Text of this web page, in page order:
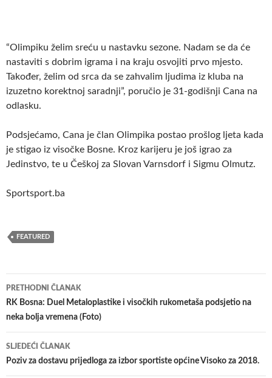
“Olimpiku želim sreću u nastavku sezone. Nadam se da će
nastaviti s dobrim igrama i na kraju osvojiti prvo mjesto.
Također, želim od srca da se zahvalim ljudima iz kluba na
izuzetno korektnoj saradnji”, poručio je 31-godišnji Cana na
odlasku.
Podsjećamo, Cana je član Olimpika postao prošlog ljeta kada
je stigao iz visočke Bosne. Kroz karijeru je još igrao za
Jedinstvo, te u Češkoj za Slovan Varnsdorf i Sigmu Olmutz.
Sportsport.ba
FEATURED
Navigacija
članaka
PRETHODNI ČLANAK
RK Bosna: Duel Metaloplastike i visočkih rukometaša podsjetio na
neka bolja vremena (Foto)
SLJEDEĆI ČLANAK
Poziv za dostavu prijedloga za izbor sportiste općine Visoko za 2018.